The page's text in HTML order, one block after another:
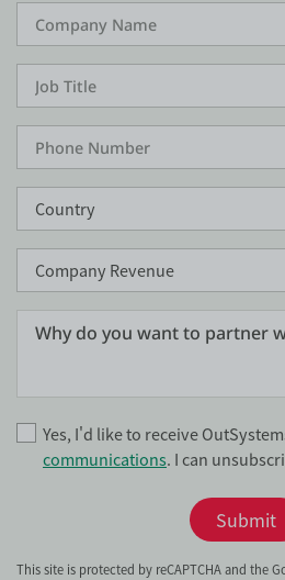
Yes, I'd like to receive
communications. I can
Submit
This site is protected by reCAPTCHA and the